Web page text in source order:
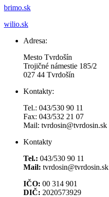
brimo.sk
wilio.sk
Adresa:
Mesto Tvrdošín
Trojičné námestie 185/2
027 44 Tvrdošín
Kontakty:
Tel.: 043/530 90 11
Fax: 043/532 21 07
Mail: tvrdosin@tvrdosin.sk
Kontakty
Tel.: 043/530 90 11
Mail: tvrdosin@tvrdosin.sk
IČO: 00 314 901
DIČ: 2020573929